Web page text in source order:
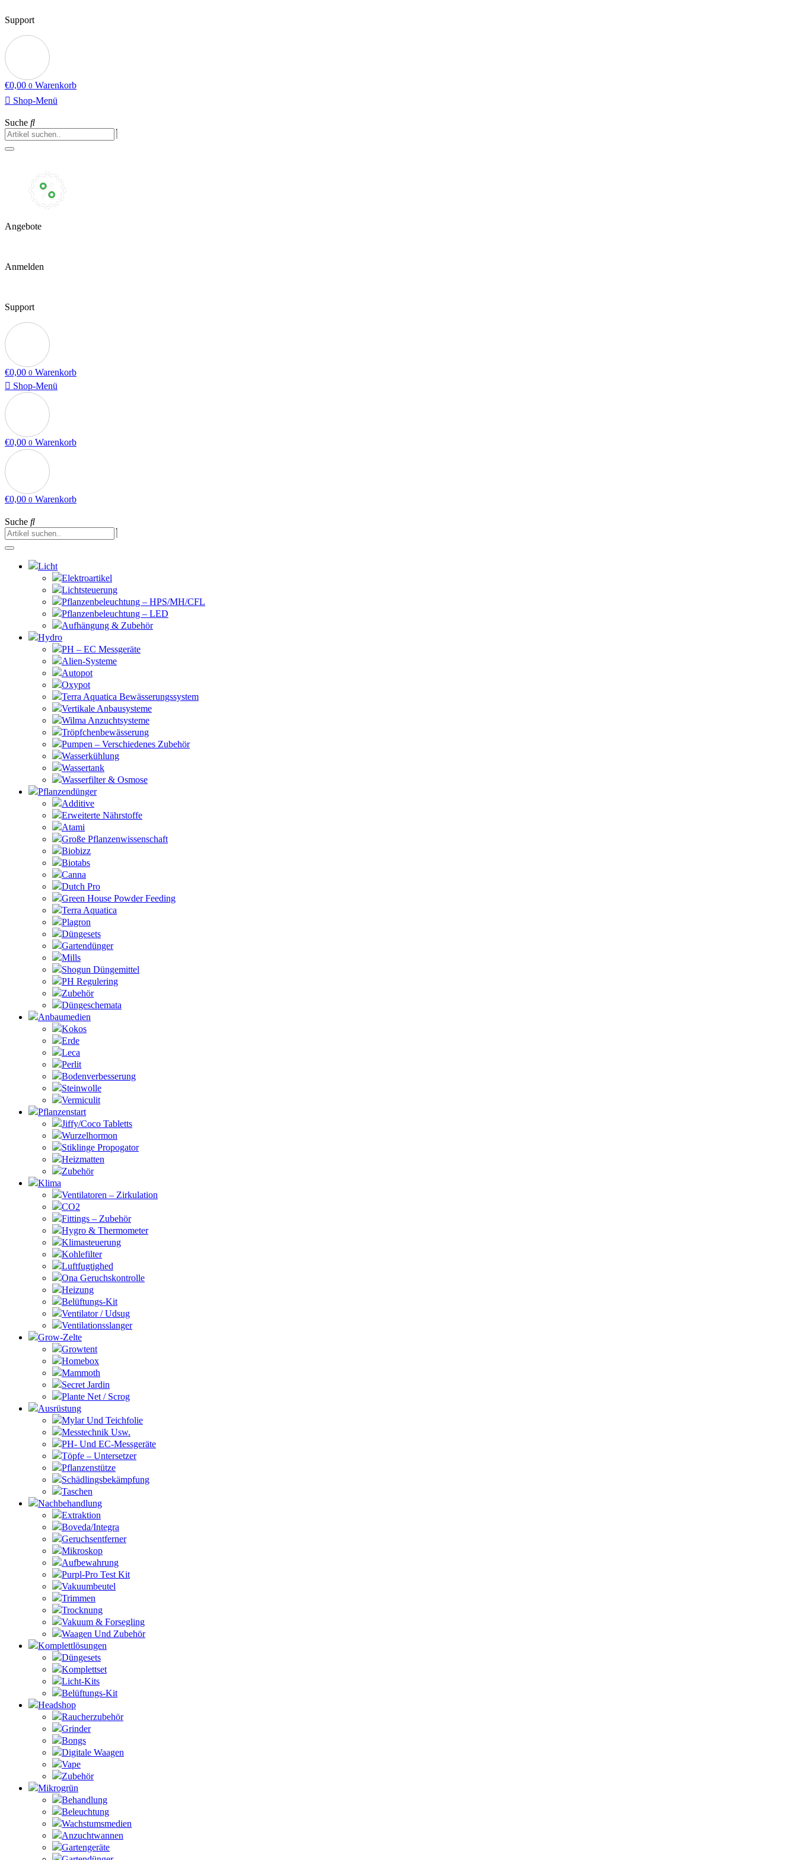
Support
€0,00 0 Warenkorb
Shop-Menü
Suche
Angebote
Anmelden
Support
€0,00 0 Warenkorb
Shop-Menü
€0,00 0 Warenkorb
€0,00 0 Warenkorb
Suche
Licht
Elektroartikel
Lichtsteuerung
Pflanzenbeleuchtung – HPS/MH/CFL
Pflanzenbeleuchtung – LED
Aufhängung & Zubehör
Hydro
PH – EC Messgeräte
Alien-Systeme
Autopot
Oxypot
Terra Aquatica Bewässerungssystem
Vertikale Anbausysteme
Wilma Anzuchtsysteme
Tröpfchenbewässerung
Pumpen – Verschiedenes Zubehör
Wasserkühlung
Wassertank
Wasserfilter & Osmose
Pflanzendünger
Additive
Erweiterte Nährstoffe
Atami
Große Pflanzenwissenschaft
Biobizz
Biotabs
Canna
Dutch Pro
Green House Powder Feeding
Terra Aquatica
Plagron
Düngesets
Gartendünger
Mills
Shogun Düngemittel
PH Regulering
Zubehör
Düngeschemata
Anbaumedien
Kokos
Erde
Leca
Perlit
Bodenverbesserung
Steinwolle
Vermiculit
Pflanzenstart
Jiffy/Coco Tabletts
Wurzelhormon
Stiklinge Propogator
Heizmatten
Zubehör
Klima
Ventilatoren – Zirkulation
CO2
Fittings – Zubehör
Hygro & Thermometer
Klimasteuerung
Kohlefilter
Luftfugtighed
Ona Geruchskontrolle
Heizung
Belüftungs-Kit
Ventilator / Udsug
Ventilationsslanger
Grow-Zelte
Growtent
Homebox
Mammoth
Secret Jardin
Plante Net / Scrog
Ausrüstung
Mylar Und Teichfolie
Messtechnik Usw.
PH- Und EC-Messgeräte
Töpfe – Untersetzer
Pflanzenstütze
Schädlingsbekämpfung
Taschen
Nachbehandlung
Extraktion
Boveda/Integra
Geruchsentferner
Mikroskop
Aufbewahrung
Purpl-Pro Test Kit
Vakuumbeutel
Trimmen
Trocknung
Vakuum & Forsegling
Waagen Und Zubehör
Komplettlösungen
Düngesets
Komplettset
Licht-Kits
Belüftungs-Kit
Headshop
Raucherzubehör
Grinder
Bongs
Digitale Waagen
Vape
Zubehör
Mikrogrün
Behandlung
Beleuchtung
Wachstumsmedien
Anzuchtwannen
Gartengeräte